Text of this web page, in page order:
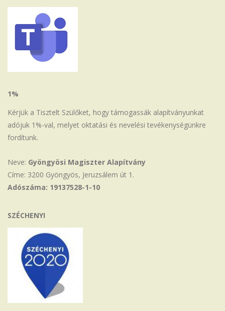
1%
Kérjük a Tisztelt Szülőket, hogy támogassák alapítványunkat
adójuk 1%-val, melyet oktatási és nevelési tevékenységünkre
fordítunk.
Neve: Gyöngyösi Magiszter Alapítvány
Címe: 3200 Gyöngyös, Jeruzsálem út 1.
Adószáma: 19137528-1-10
SZÉCHENYI